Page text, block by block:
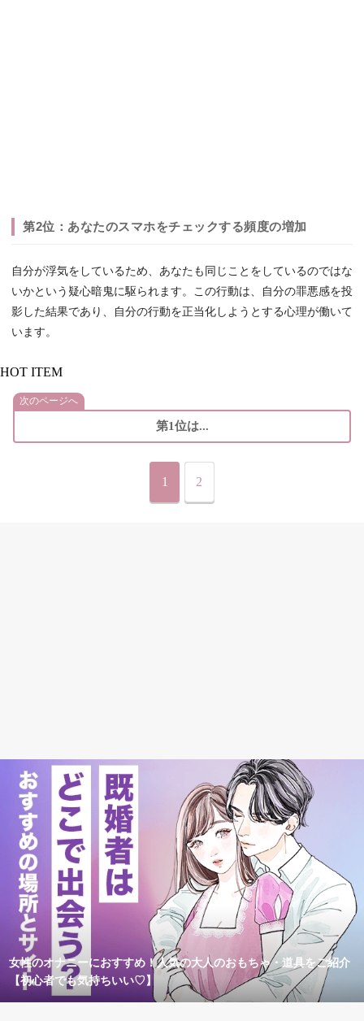
第2位：あなたのスマホをチェックする頻度の増加
自分が浮気をしているため、あなたも同じことをしているのではな
いかという疑心暗鬼に駆られます。この行動は、自分の罪悪感を投
影した結果であり、自分の行動を正当化しようとする心理が働いて
います。
HOT ITEM
次のページへ
第1位は...
1 2
女性のオナニーにおすすめ！人気の大人のおもちゃ・道具をご紹介
【初心者でも気持ちいい♡】